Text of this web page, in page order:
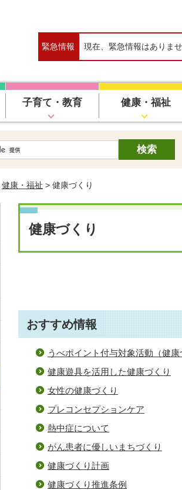
緊急情報 現在、緊急情報はありま
子育て・教育 健康・福祉
健康・福祉 > 健康づくり
健康づくり
おすすめ情報
うべポイント付与対象活動（健康
健康遊具を活用した健康づくり
女性の健康づくり
プレコンセプションケア
熱中症について
がん患者に優しいまちづくり
健康づくり計画
健康づくり推進条例